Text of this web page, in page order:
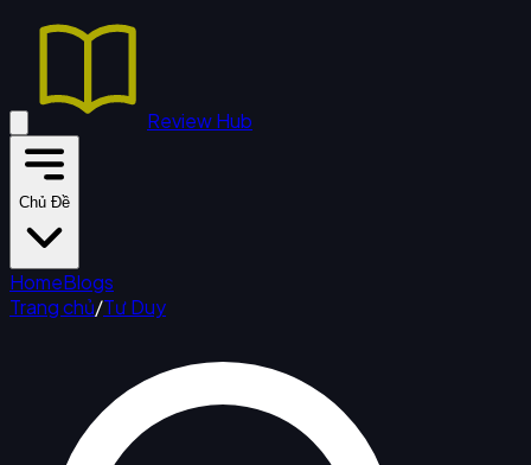
Review Hub
Chủ Đề
HomeBlogs
Trang chủ/Tư Duy